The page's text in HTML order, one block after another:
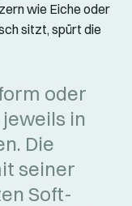
wie Eiche oder
sitzt, spürt die
oder
in
Die
seiner
Soft-